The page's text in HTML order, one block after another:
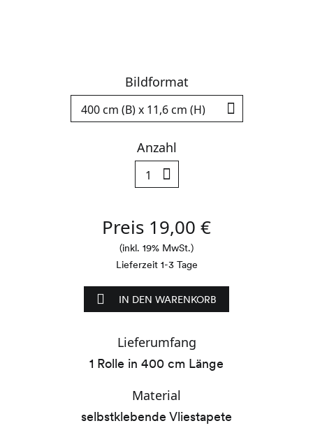
Facebook
Bildformat
Anzahl
Preis 19,00 €
(inkl. 19% MwSt.)
Lieferzeit 1-3 Tage
IN DEN WARENKORB
Lieferumfang
1 Rolle in 400 cm Länge
Material
selbstklebende Vliestapete